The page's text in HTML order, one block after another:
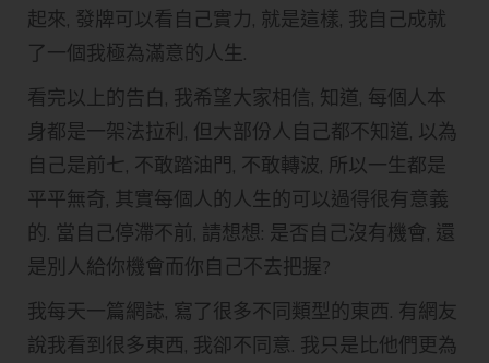
起來, 發牌可以看自己實力, 就是這樣, 我自己成就
了一個我極為滿意的人生.
看完以上的告白, 我希望大家相信, 知道, 每個人本
身都是一架法拉利, 但大部份人自己都不知道, 以為
自己是前七, 不敢踏油門, 不敢轉波, 所以一生都是
平平無奇, 其實每個人的人生的可以過得很有意義
的. 當自己停滯不前, 請想想: 是否自己沒有機會, 還
是別人給你機會而你自己不去把握?
我每天一篇網誌, 寫了很多不同類型的東西. 有網友
說我看到很多東西, 我卻不同意. 我只是比他們更為